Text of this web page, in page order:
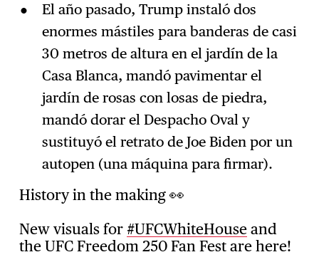
El año pasado, Trump instaló dos
enormes mástiles para banderas de casi
30 metros de altura en el jardín de la
Casa Blanca, mandó pavimentar el
jardín de rosas con losas de piedra,
mandó dorar el Despacho Oval y
sustituyó el retrato de Joe Biden por un
autopen (una máquina para firmar).
History in the making 👀
New visuals for #UFCWhiteHouse and
the UFC Freedom 250 Fan Fest are here!